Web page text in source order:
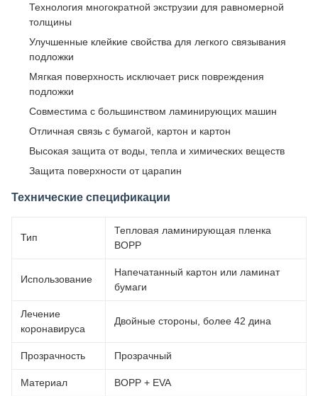
Технология многократной экструзии для равномерной
толщины
Улучшенные клейкие свойства для легкого связывания
подложки
Мягкая поверхность исключает риск повреждения
подложки
Совместима с большинством ламинирующих машин
Отличная связь с бумагой, картон и картон
Высокая защита от воды, тепла и химических веществ
Защита поверхности от царапин
Технические спецификации
Тип
Тепловая ламинирующая пленка
BOPP
Использование
Напечатанный картон или ламинат
бумаги
Лечение
коронавируса
Двойные стороны, более 42 дина
Прозрачность Прозрачный
Материал BOPP + EVA